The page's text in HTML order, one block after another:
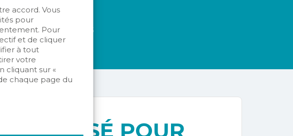
accord. Vous
pour
Pour
et de cliquer
à tout
votre
cliquant sur «
chaque page du
18 avril 2025
POUR